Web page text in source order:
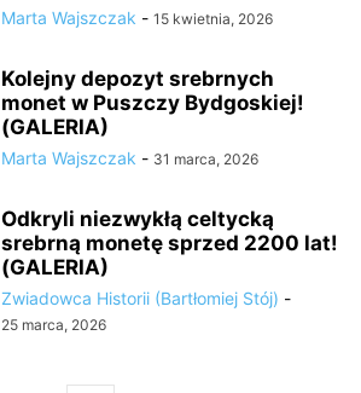
Marta Wajszczak - 15 kwietnia, 2026
Kolejny depozyt srebrnych
monet w Puszczy Bydgoskiej!
(GALERIA)
Marta Wajszczak - 31 marca, 2026
Odkryli niezwykłą celtycką
srebrną monetę sprzed 2200 lat!
(GALERIA)
Zwiadowca Historii (Bartłomiej Stój) -
25 marca, 2026